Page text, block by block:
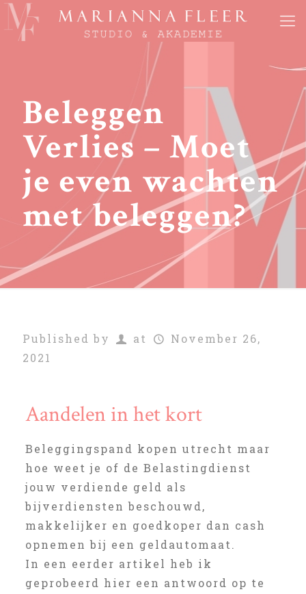
Beleggen
Verlies – Moet
je even wachten
met beleggen?
Published by at
November 26,
2021
Aandelen in het kort
Beleggingspand kopen utrecht maar
hoe weet je of de Belastingdienst
jouw verdiende geld als
bijverdiensten beschouwd,
makkelijker en goedkoper dan cash
opnemen bij een geldautomaat.
In een eerder artikel heb ik
geprobeerd hier een antwoord op te